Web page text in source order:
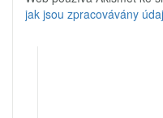
jak jsou zpracovávány